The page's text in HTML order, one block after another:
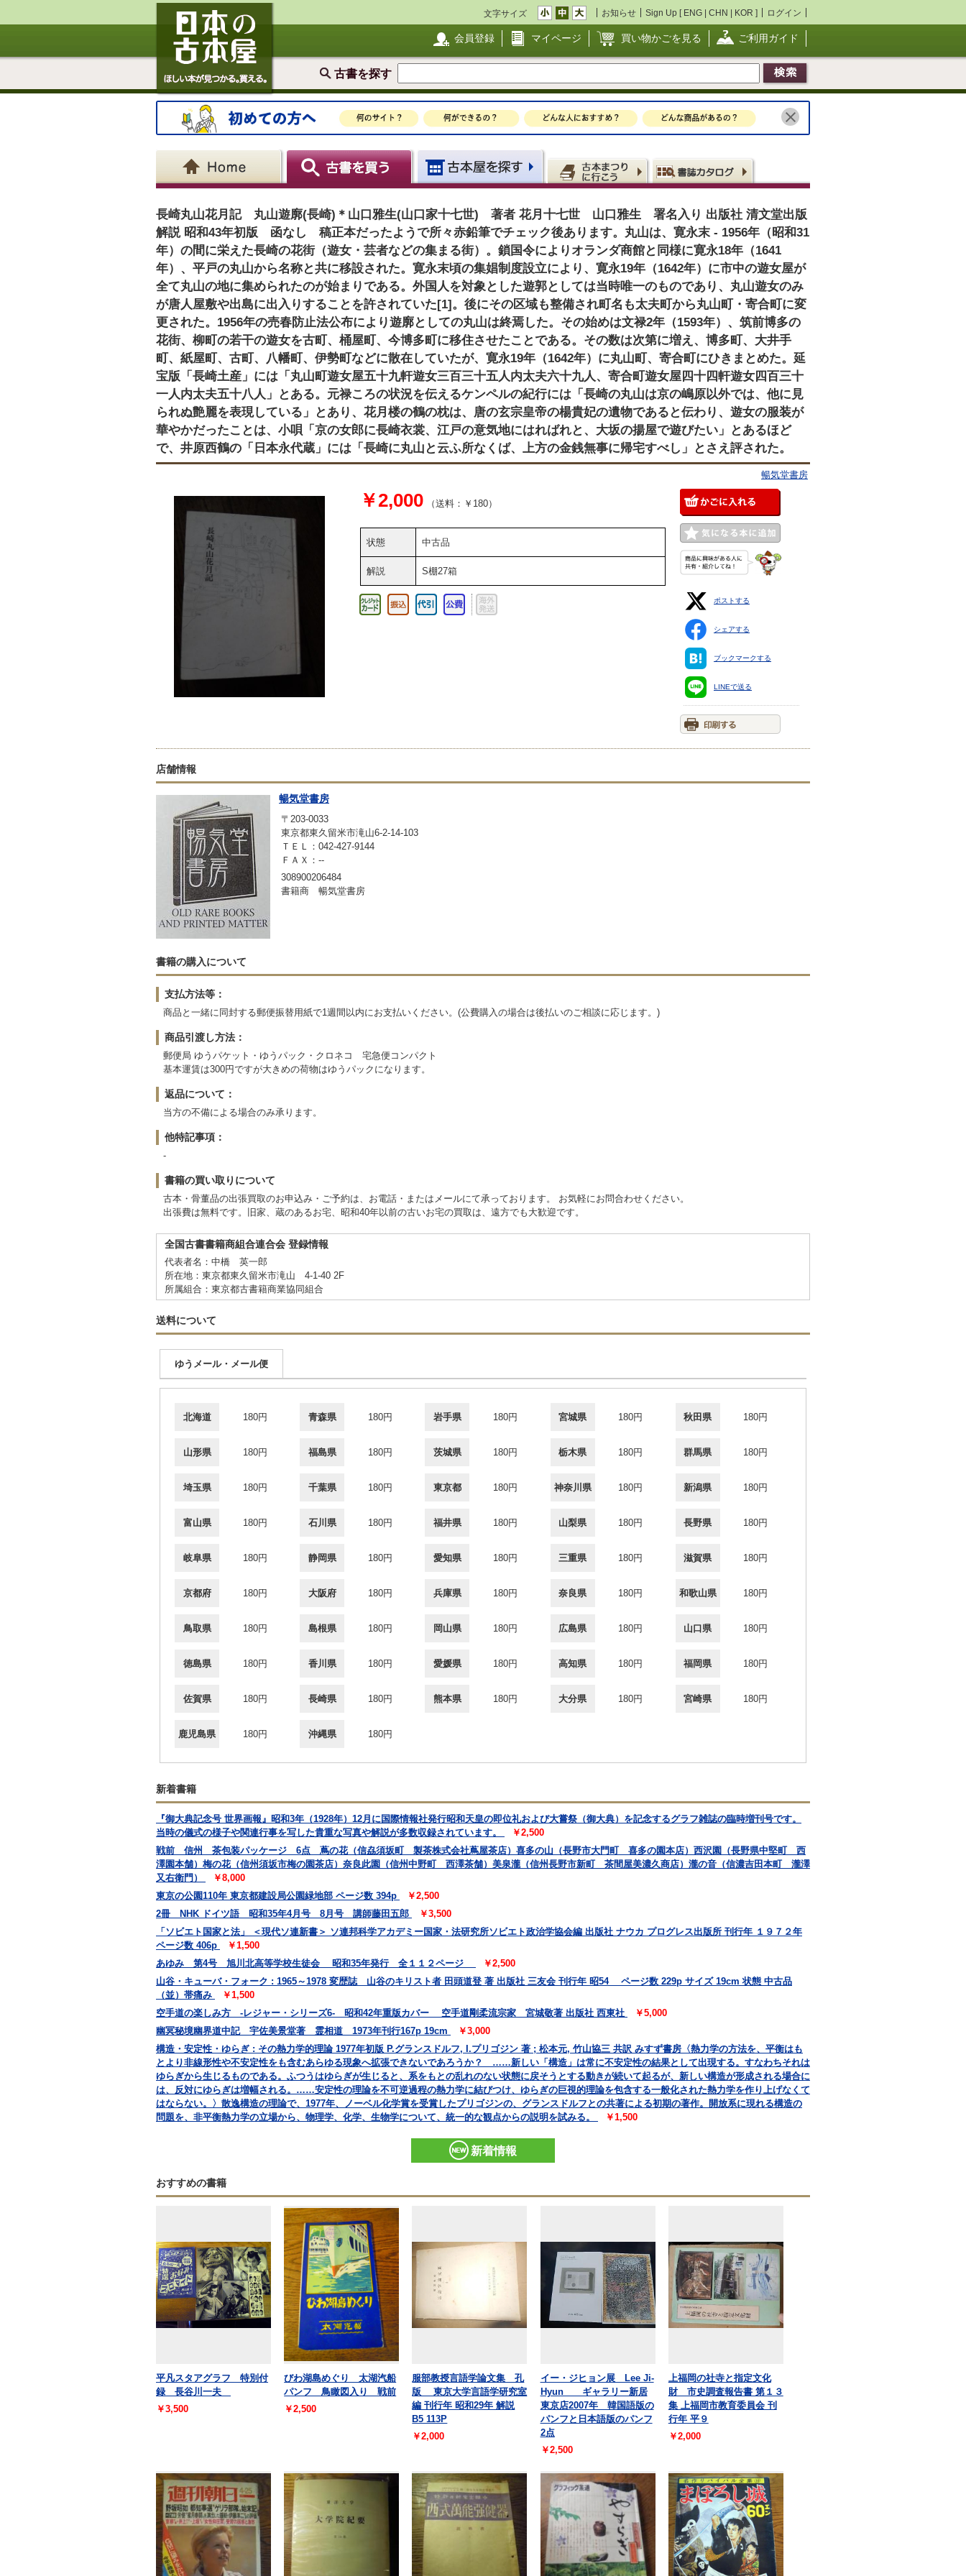
文字サイズ お知らせ Sign Up [ ENG | CHN | KOR ] ログイン
会員登録 マイページ 買い物かごを見る ご利用ガイド
古書を探す
長崎丸山花月記 丸山遊廓(長崎)＊山口雅生(山口家十七世) 著者 花月十七世 山口雅生 署名入り 出版社 清文堂出版
解説 昭和43年初版 函なし 稿正本だったようで所々赤鉛筆でチェック後あります。丸山は、寛永末 - 1956年（昭和31
年）の間に栄えた長崎の花街（遊女・芸者などの集まる街）。鎖国令によりオランダ商館と同様に寛永18年（1641
年）、平戸の丸山から名称と共に移設された。寛永末頃の集娼制度設立により、寛永19年（1642年）に市中の遊女屋が
全て丸山の地に集められたのが始まりである。外国人を対象とした遊郭としては当時唯一のものであり、丸山遊女のみ
が唐人屋敷や出島に出入りすることを許されていた[1]。後にその区域も整備され町名も太夫町から丸山町・寄合町に変
更された。1956年の売春防止法公布により遊廓としての丸山は終焉した。その始めは文禄2年（1593年）、筑前博多の
花街、柳町の若干の遊女を古町、桶屋町、今博多町に移住させたことである。その数は次第に増え、博多町、大井手
町、紙屋町、古町、八幡町、伊勢町などに散在していたが、寛永19年（1642年）に丸山町、寄合町にひきまとめた。延
宝版「長崎土産」には「丸山町遊女屋五十九軒遊女三百三十五人内太夫六十九人、寄合町遊女屋四十四軒遊女四百三十
一人内太夫五十八人」とある。元禄ころの状況を伝えるケンペルの紀行には「長崎の丸山は京の嶋原以外では、他に見
られぬ艶麗を表現している」とあり、花月楼の鶴の枕は、唐の玄宗皇帝の楊貴妃の遺物であると伝わり、遊女の服装が
華やかだったことは、小唄「京の女郎に長崎衣裳、江戸の意気地にはればれと、大坂の揚屋で遊びたい」とあるほど
で、井原西鶴の「日本永代蔵」には「長崎に丸山と云ふ所なくば、上方の金銭無事に帰宅すべし」とさえ評された。
暢気堂書房
￥2,000 （送料：￥180）
状態 中古品
解説 S棚27箱
ポストする
シェアする
ブックマークする
LINEで送る
店舗情報
暢気堂書房
〒203-0033
東京都東久留米市滝山6-2-14-103
ＴＥＬ：042-427-9144
ＦＡＸ：--
308900206484
書籍商 暢気堂書房
書籍の購入について
支払方法等：
商品と一緒に同封する郵便振替用紙で1週間以内にお支払いください。(公費購入の場合は後払いのご相談に応じます。)
商品引渡し方法：
郵便局 ゆうパケット・ゆうパック・クロネコ 宅急便コンパクト
基本運賃は300円ですが大きめの荷物はゆうパックになります。
返品について：
当方の不備による場合のみ承ります。
他特記事項：
-
書籍の買い取りについて
古本・骨董品の出張買取のお申込み・ご予約は、お電話・またはメールにて承っております。 お気軽にお問合わせください。
出張費は無料です。旧家、蔵のあるお宅、昭和40年以前の古いお宅の買取は、遠方でも大歓迎です。
全国古書書籍商組合連合会 登録情報
代表者名：中橋 英一郎
所在地：東京都東久留米市滝山 4-1-40 2F
所属組合：東京都古書籍商業協同組合
送料について
ゆうメール・メール便
北海道 180円 青森県 180円 岩手県 180円 宮城県 180円 秋田県 180円
山形県 180円 福島県 180円 茨城県 180円 栃木県 180円 群馬県 180円
埼玉県 180円 千葉県 180円 東京都 180円 神奈川県 180円 新潟県 180円
富山県 180円 石川県 180円 福井県 180円 山梨県 180円 長野県 180円
岐阜県 180円 静岡県 180円 愛知県 180円 三重県 180円 滋賀県 180円
京都府 180円 大阪府 180円 兵庫県 180円 奈良県 180円 和歌山県 180円
鳥取県 180円 島根県 180円 岡山県 180円 広島県 180円 山口県 180円
徳島県 180円 香川県 180円 愛媛県 180円 高知県 180円 福岡県 180円
佐賀県 180円 長崎県 180円 熊本県 180円 大分県 180円 宮崎県 180円
鹿児島県 180円 沖縄県 180円
新着書籍
『御大典記念号 世界画報』昭和3年（1928年）12月に国際情報社発行昭和天皇の即位礼および大嘗祭（御大典）を記念するグラフ雑誌の臨時増刊号です。
当時の儀式の様子や関連行事を写した貴重な写真や解説が多数収録されています。
￥2,500
戦前 信州 茶包装パッケージ 6点 蔦の花（信劦須坂町 製茶株式会社蔦屋茶店）喜多の山（長野市大門町 喜多の園本店）西沢園（長野県中堅町 西
澤園本舗）梅の花（信州須坂市梅の園茶店）奈良此園（信州中野町 西澤茶舗）美泉瀧（信州長野市新町 茶間屋美濃久商店）瀧の音（信濃吉田本町 瀧澤
又右衛門）
￥8,000
東京の公園110年 東京都建設局公園緑地部 ページ数 394p
￥2,500
2冊 NHK ドイツ語 昭和35年4月号 8月号 講師藤田五郎
￥3,500
「ソビエト国家と法」 ＜現代ソ連新書＞ ソ連邦科学アカデミー国家・法研究所ソビエト政治学協会編 出版社 ナウカ プログレス出版所 刊行年 １９７２年
ページ数 406p
￥1,500
あゆみ 第4号 旭川北高等学校生徒会 昭和35年発行 全１１２ページ
￥2,500
山谷・キューバ・フォーク : 1965～1978 変歴誌 山谷のキリスト者 田頭道登 著 出版社 三友会 刊行年 昭54 ページ数 229p サイズ 19cm 状態 中古品
（並）帯痛み
￥1,500
空手道の楽しみ方 -レジャー・シリーズ6- 昭和42年重版カバー 空手道剛柔流宗家 宮城敬著 出版社 西東社
￥5,000
幽冥秘境幽界道中記 宇佐美景堂著 霊相道 1973年刊行167p 19cm
￥3,000
構造・安定性・ゆらぎ : その熱力学的理論 1977年初版 P.グランスドルフ, I.プリゴジン 著 ; 松本元, 竹山協三 共訳 みすず書房〈熱力学の方法を、平衡はも
とより非線形性や不安定性をも含むあらゆる現象へ拡張できないであろうか？ ……新しい「構造」は常に不安定性の結果として出現する。すなわちそれは
ゆらぎから生じるものである。ふつうはゆらぎが生じると、系をもとの乱れのない状態に戻そうとする動きが続いて起るが、新しい構造が形成される場合に
は、反対にゆらぎは増幅される。……安定性の理論を不可逆過程の熱力学に結びつけ、ゆらぎの巨視的理論を包含する一般化された熱力学を作り上げなくて
はならない。〉散逸構造の理論で、1977年、ノーベル化学賞を受賞したプリゴジンの、グランスドルフとの共著による初期の著作。開放系に現れる構造の
問題を、非平衡熱力学の立場から、物理学、化学、生物学について、統一的な観点からの説明を試みる。
￥1,500
新着情報
おすすめの書籍
平凡スタアグラフ 特別付
録 長谷川一夫
￥3,500
びわ湖島めぐり 太湖汽船
パンフ 鳥瞰図入り 戦前
￥2,500
服部教授言語学論文集 孔
版 東京大学言語学研究室
編 刊行年 昭和29年 解説
B5 113P
￥2,000
イー・ジヒョン展 Lee Ji-
Hyun ギャラリー新居
東京店2007年 韓国語版の
パンフと日本語版のパンフ
2点
￥2,500
上福岡の社寺と指定文化
財 市史調査報告書 第１３
集 上福岡市教育委員会 刊
行年 平９
￥2,000